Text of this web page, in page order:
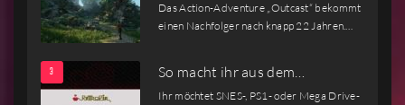
Das Action-Adventure „Outcast“ bekommt
einen Nachfolger nach knapp 22 Jahren.…
So macht ihr aus dem…
Ihr möchtet SNES-, PS1- oder Mega Drive-